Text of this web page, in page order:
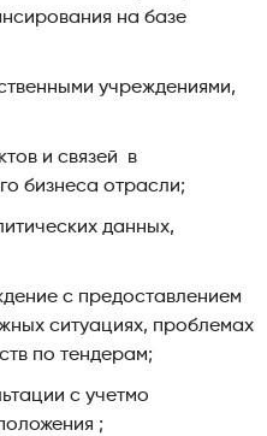
на базе
учреждениями,
и связей в
бизнеса отрасли;
данных,
с предоставлением
ситуациях, проблемах
по тендерам;
с учетмо
;